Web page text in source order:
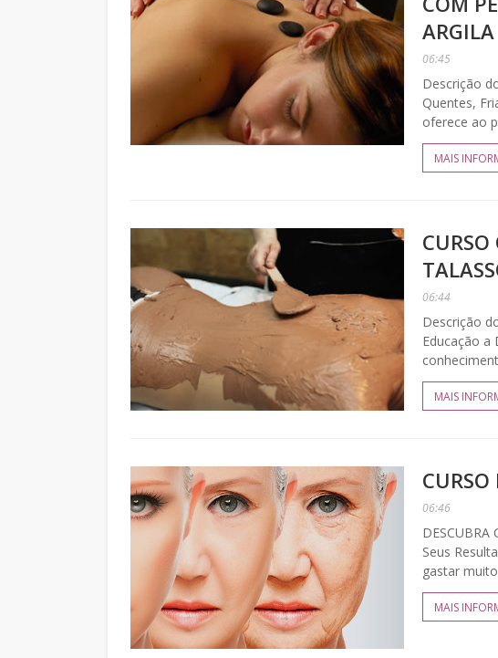
ARGILA
06:45
Descrição
Quentes,
oferece ao
MAIS
06:44
Descrição
Educação a
MAIS
CURSO
06:46
Seus
gastar
MAIS